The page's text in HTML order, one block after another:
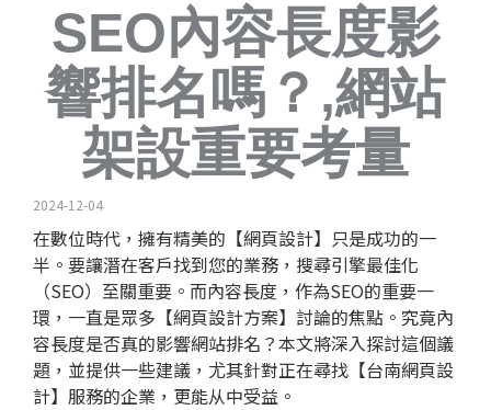
SEO內容長度影
響排名嗎？,網站
架設重要考量
2024-12-04
在數位時代，擁有精美的【網頁設計】只是成功的一
半。要讓潛在客戶找到您的業務，搜尋引擎最佳化
（SEO）至關重要。而內容長度，作為SEO的重要一
環，一直是眾多【網頁設計方案】討論的焦點。究竟內
容長度是否真的影響網站排名？本文將深入探討這個議
題，並提供一些建議，尤其針對正在尋找【台南網頁設
計】服務的企業，更能从中受益。